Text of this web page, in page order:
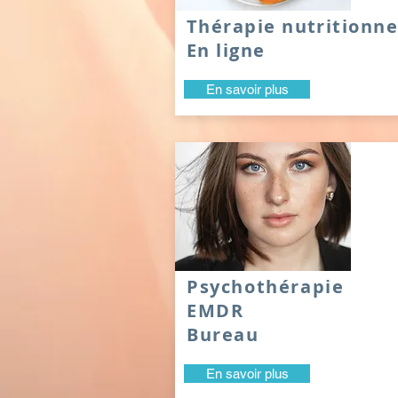
En savoir plus
Thérapie
En ligne
En savoir plus
Psychothérapie
EMDR
Bureau